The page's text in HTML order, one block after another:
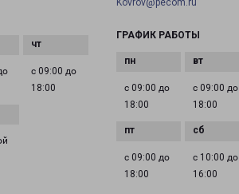
с 09:00 до
18:00
Kovrov@pecom.ru
ГРАФИК РАБОТЫ
с 09:00 до
18:00
с 09:00 до
18:00
с 09:00 до
18:00
с 10:00 до
16:00